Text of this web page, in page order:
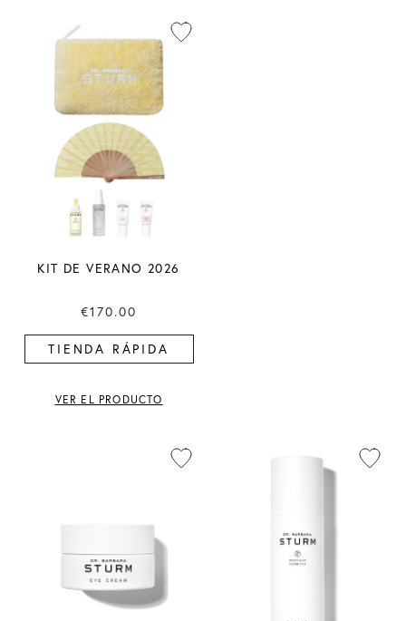
KIT DE VERANO 2026
€170.00
TIENDA RÁPIDA
VER EL PRODUCTO